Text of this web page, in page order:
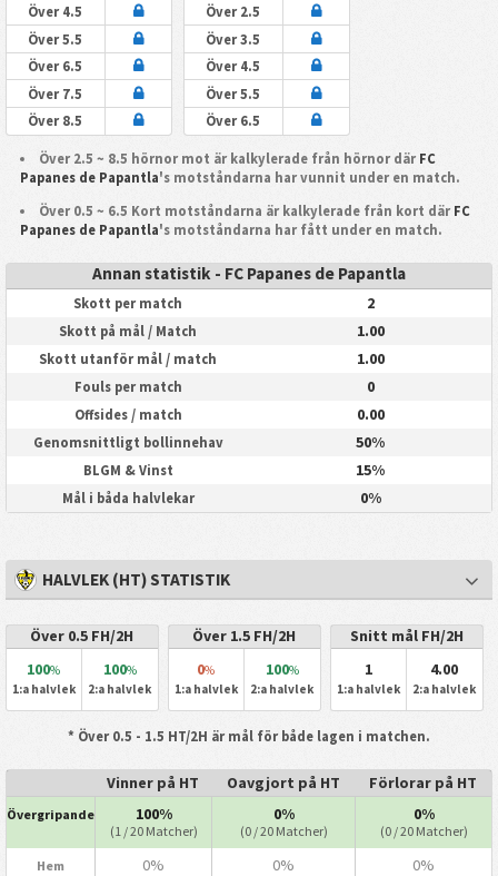
Över 4.5
Över 5.5
Över 6.5
Över 7.5
Över 8.5
Över 2.5
Över 3.5
Över 4.5
Över 5.5
Över 6.5
Över 2.5 ~ 8.5 hörnor mot är kalkylerade från hörnor där FC
Papanes de Papantla's motståndarna har vunnit under en match.
Över 0.5 ~ 6.5 Kort motståndarna är kalkylerade från kort där FC
Papanes de Papantla's motståndarna har fått under en match.
Annan statistik - FC Papanes de Papantla
Skott per match 2
Skott på mål / Match 1.00
Skott utanför mål / match 1.00
Fouls per match 0
Offsides / match 0.00
Genomsnittligt bollinnehav 50%
BLGM & Vinst 15%
Mål i båda halvlekar 0%
HALVLEK (HT) STATISTIK
Över 0.5 FH/2H
100%
1:a halvlek
100%
2:a halvlek
Över 1.5 FH/2H
0%
1:a halvlek
100%
2:a halvlek
Snitt mål FH/2H
1
1:a halvlek
4.00
2:a halvlek
* Över 0.5 - 1.5 HT/2H är mål för både lagen i matchen.
Vinner på HT Oavgjort på HT Förlorar på HT
Övergripande 100%
(1 / 20 Matcher)
0%
(0 / 20 Matcher)
0%
(0 / 20 Matcher)
Hem 0% 0% 0%